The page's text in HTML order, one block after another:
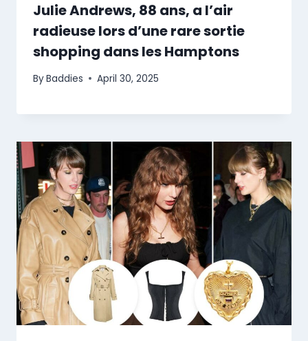
Julie Andrews, 88 ans, a l’air
radieuse lors d’une rare sortie
shopping dans les Hamptons
ByBaddies April 30, 2025